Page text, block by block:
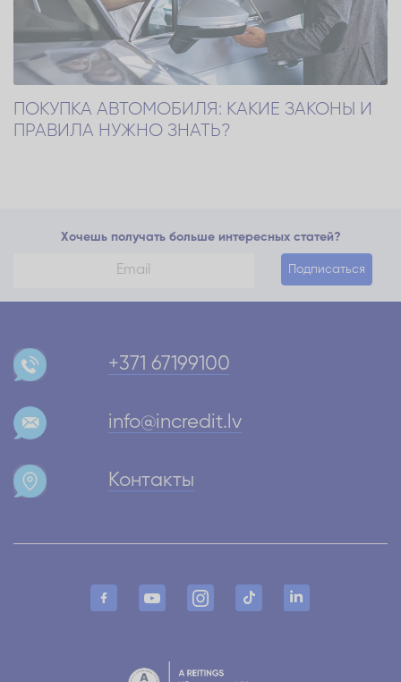
ПОКУПКА АВТОМОБИЛЯ: КАКИЕ ЗАКОНЫ И
ПРАВИЛА НУЖНО ЗНАТЬ?
Хочешь получать больше интересных статей?
Подписаться
+371 67199100
info@incredit.lv
Контакты